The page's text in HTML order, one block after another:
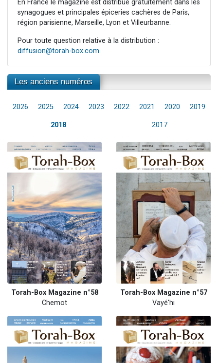
En France le magazine est distribué gratuitement dans les
synagogues et principales épiceries cachères de Paris,
région parisienne, Marseille, Lyon et Villeurbanne.
Pour toute question relative à la distribution :
diffusion@torah-box.com
Les anciens numéros
2026 2025 2024 2023 2022 2021 2020 2019
2018 2017
Torah-Box Magazine n°58
Chemot
Torah-Box Magazine n°57
Vayé'hi